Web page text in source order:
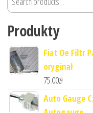
Produkty
Fiat Oe Filtr
oryginał
75.00zł
Auto Gauge